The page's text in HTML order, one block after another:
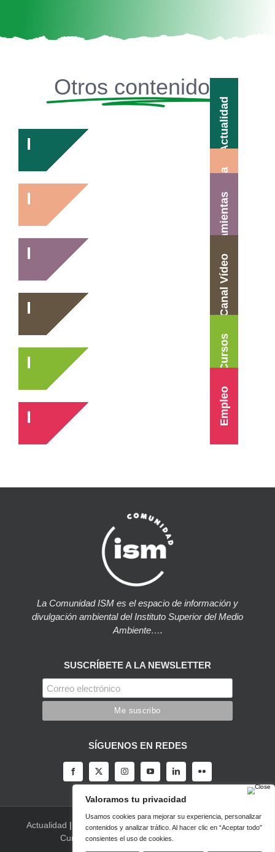
Otros contenidos
Actualidad
Agenda
Herramientas
Canal Vídeo
Cursos
Empleo
La Comunidad ISM es el espacio de información y
divulgación ambiental del Instituto Superior del Medio
Ambiente….
SUSCRÍBETE A LA NEWSLETTER
SÍGUENOS EN REDES
Actualidad | Blog|Agenda|Herramientas|Canal Vídeo|
Cursos|Empleo|Newsletter